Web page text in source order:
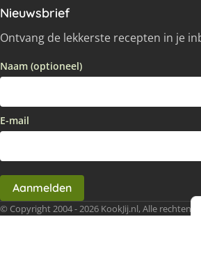
Nieuwsbrief
Ontvang de lekkerste recepten in je
Naam (optioneel)
E-mail
Aanmelden
© Copyright 2004 - 2026 KookJij.nl, Alle rechten